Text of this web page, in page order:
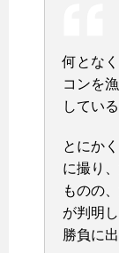
何とな
コンを
してい
とにか
に撮り
ものの
が判明
勝負に